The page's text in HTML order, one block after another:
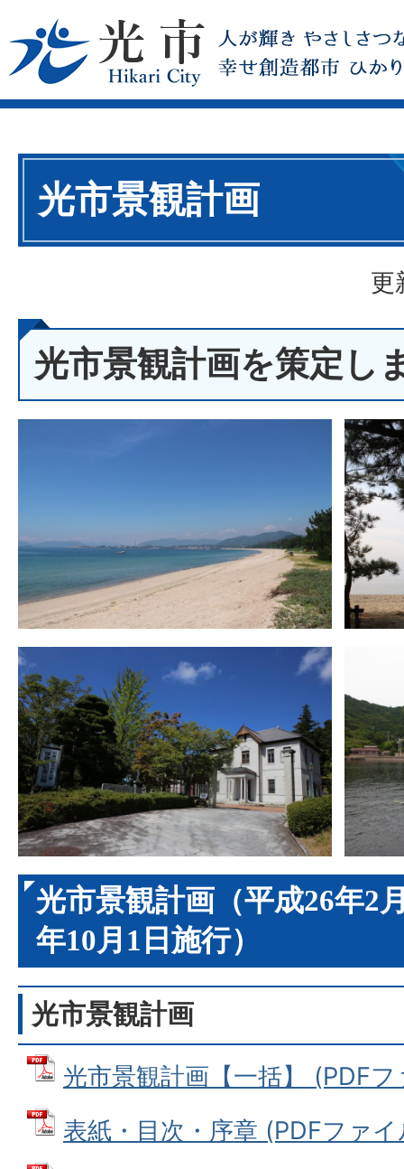
光市景観計画
更
光市景観計画を策定し
光市景観計画（平成26年2
年10月1日施行）
光市景観計画
光市景観計画【一括】 (PDF
表紙・目次・序章 (PDFファ